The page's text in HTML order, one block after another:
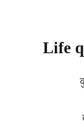
Life